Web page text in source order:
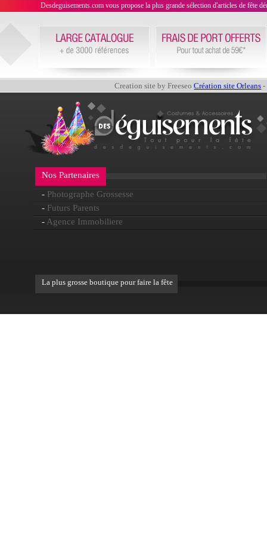
Desdeguisements.com vous propose la plus grande sélection d'articles de fête
Creation site by FreeseoCréation site Orleans -
Nos Partenaires
- Photographe Grossesse
- Futurs Parents
- Agence Immobiliere
La plus grosse boutique pour faire la fête